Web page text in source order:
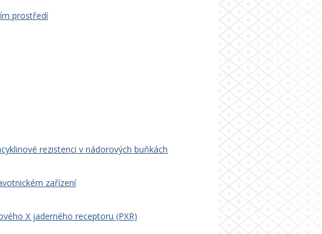
prostředí
rezistenci v nádorových buňkách
zařízení
X jaderného receptoru (PXR)